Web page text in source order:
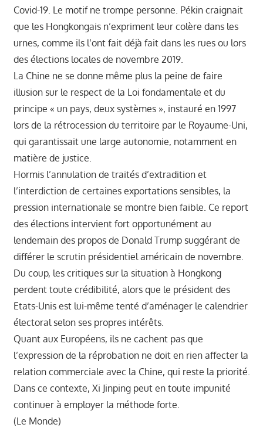
Covid-19. Le motif ne trompe personne. Pékin craignait
que les Hongkongais n’expriment leur colère dans les
urnes, comme ils l’ont fait déjà fait dans les rues ou lors
des élections locales de novembre 2019.
La Chine ne se donne même plus la peine de faire
illusion sur le respect de la Loi fondamentale et du
principe « un pays, deux systèmes », instauré en 1997
lors de la rétrocession du territoire par le Royaume-Uni,
qui garantissait une large autonomie, notamment en
matière de justice.
Hormis l’annulation de traités d’extradition et
l’interdiction de certaines exportations sensibles, la
pression internationale se montre bien faible. Ce report
des élections intervient fort opportunément au
lendemain des propos de Donald Trump suggérant de
différer le scrutin présidentiel américain de novembre.
Du coup, les critiques sur la situation à Hongkong
perdent toute crédibilité, alors que le président des
Etats-Unis est lui-même tenté d’aménager le calendrier
électoral selon ses propres intérêts.
Quant aux Européens, ils ne cachent pas que
l’expression de la réprobation ne doit en rien affecter la
relation commerciale avec la Chine, qui reste la priorité.
Dans ce contexte, Xi Jinping peut en toute impunité
continuer à employer la méthode forte.
(Le Monde)